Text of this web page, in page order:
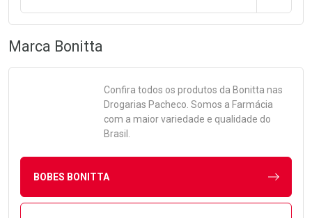
Marca Bonitta
Confira todos os produtos da Bonitta nas
Drogarias Pacheco. Somos a Farmácia
com a maior variedade e qualidade do
Brasil.
BOBES BONITTA